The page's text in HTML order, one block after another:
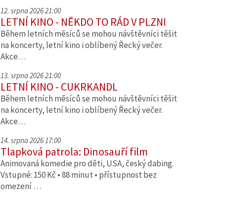
12. srpna 2026 21:00
LETNÍ KINO - NĚKDO TO RÁD V PLZNI
Během letních měsíců se mohou návštěvníci těšit
na koncerty, letní kino i oblíbený Řecký večer.
Akce…
13. srpna 2026 21:00
LETNÍ KINO - CUKRKANDL
Během letních měsíců se mohou návštěvníci těšit
na koncerty, letní kino i oblíbený Řecký večer.
Akce…
14. srpna 2026 17:00
Tlapková patrola: Dinosauří film
Animovaná komedie pro děti, USA, český dabing.
Vstupné: 150 Kč • 88 minut • přístupnost bez
omezení …